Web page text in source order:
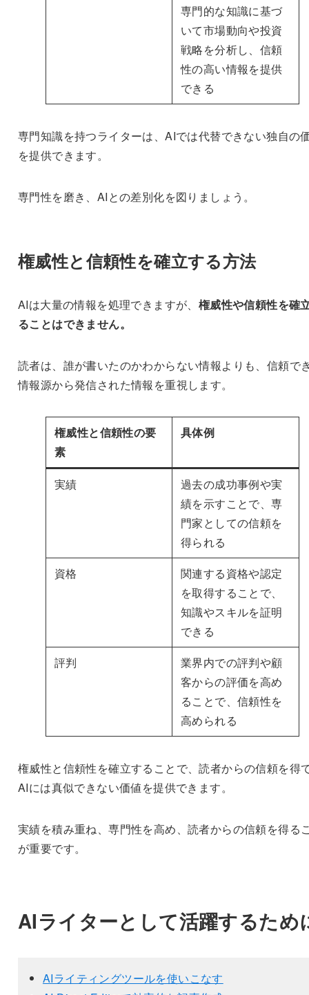
専門的な知識に基づ
いて市場動向や投資
戦略を分析し、信頼
性の高い情報を提供
できる
専門知識を持つライターは、AIでは代替できない独自の
を提供できます。
専門性を磨き、AIとの差別化を図りましょう。
権威性と信頼性を確立する方法
AIは大量の情報を処理できますが、 権威性や信頼性を確
ることはできません。
読者は、誰が書いたのかわからない情報よりも、信頼で
情報源から発信された情報を重視します。
権威性と信頼性の要
素
具体例
実績
過去の成功事例や実
績を示すことで、専
門家としての信頼を
得られる
資格
関連する資格や認定
を取得することで、
知識やスキルを証明
できる
評判
業界内での評判や顧
客からの評価を高め
ることで、信頼性を
高められる
権威性と信頼性を確立することで、読者からの信頼を得
AIには真似できない価値を提供できます。
実績を積み重ね、専門性を高め、読者からの信頼を得る
が重要です。
AIライターとして活躍するため
AIライティングツールを使いこなす